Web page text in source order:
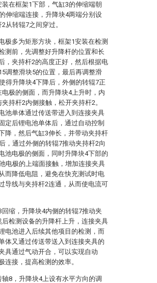
在框架1下部，气缸3的伸缩端朝
伸缩端连接，升降块4两端分别设
从转辊7之间穿过。
极多为矩形方块，框架1安装在检测
测前，先调整好升降杆的位置和长
，夹持杆2的高度正好，然后根据电
调整滑块5的位置，最后再调整滑
得升降块4下降后，外侧的转辊7正
极的侧面，而升降块4上升时，内
持杆2内侧接触，松开夹持杆2。
池单体通过传送带进入到连接夹具
定后锂电池单体后，通过自动控制
降，然后气缸3伸长，并带动夹持杆
，通过外侧的转辊7推动夹持杆2向
池电极的侧面，同时升降块4下部的
电极的上端面接触，增加连接夹具
而降低电阻，避免在快充测试时电
导线与夹持杆2连通，从而使电流可
缩，升降块4内侧的转辊7推动夹
检测设备的升降杆上升，连接夹具
电池进入后续其他项目的检测，而
体又通过传送带送入到连接夹具的
具通过气动开合，可以实现自动
连接，提高检测的效率。
8，升降块4上设有水平方向的调